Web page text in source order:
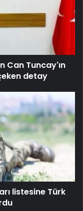
Can Tuncay'ın
detay
listesine Türk